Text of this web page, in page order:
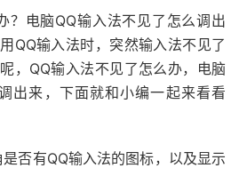
？电脑QQ输入法不见了怎么调出
QQ输入法时，突然输入法不见了
，QQ输入法不见了怎么办，电脑
出来，下面就和小编一起来看看
否有QQ输入法的图标，以及显示